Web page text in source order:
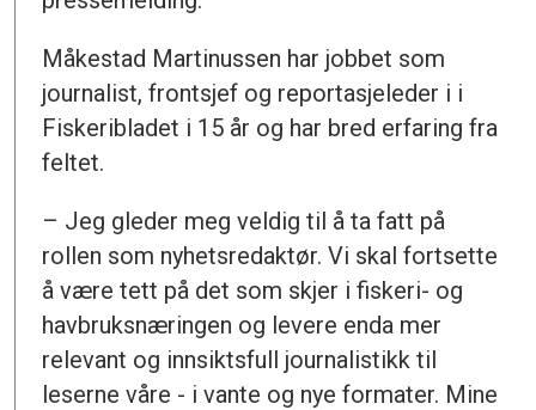
Måkestad Martinussen har jobbet som
journalist, frontsjef og reportasjeleder i i
Fiskeribladet i 15 år og har bred erfaring fra
feltet.
– Jeg gleder meg veldig til å ta fatt på
rollen som nyhetsredaktør. Vi skal fortsette
å være tett på det som skjer i fiskeri- og
havbruksnæringen og levere enda mer
relevant og innsiktsfull journalistikk til
leserne våre - i vante og nye formater. Mine